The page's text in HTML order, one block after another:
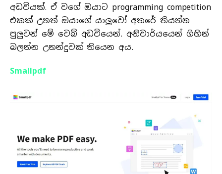
අඩවියක්. ඒ වගේ ඔයාට programming competition
එකක් උනත් ඔයාගේ යාලුවෝ අතරේ තියන්න
පුලුවන් මේ වෙබ් අඩවියෙන්. අනිවාර්යයෙන් ගිහින්
බලන්න උනන්දුවක් තියෙන අය.
Smallpdf